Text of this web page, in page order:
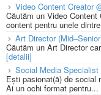
Video Content Creator
Căutăm un Video
content pentru unele
Art Director
Căutăm un Art Director
[detalii]
Social Media
Ești pasionat(ă) de social
Ai un ochi format pentru...